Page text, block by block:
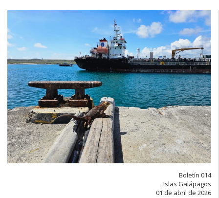
Boletín 014
Islas Galápagos
01 de abril de 2026